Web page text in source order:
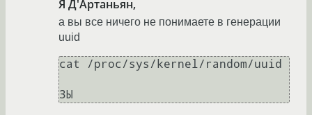
Я Д'Артаньян,
а вы все ничего не понимаете в генерации
uuid
cat /proc/sys/kernel/random/uuid
ЗЫ